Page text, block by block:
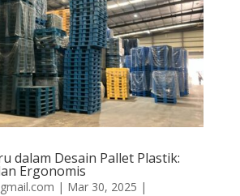
dalam Desain Pallet Plastik:
Ergonomis
| Mar 30, 2025 |